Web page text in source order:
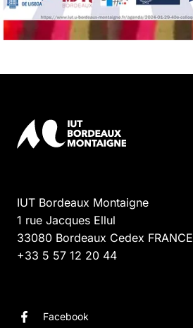
IUT Bordeaux Montaigne
1 rue Jacques Ellul
33080 Bordeaux Cedex FRANCE
+33 5 57 12 20 44
Facebook